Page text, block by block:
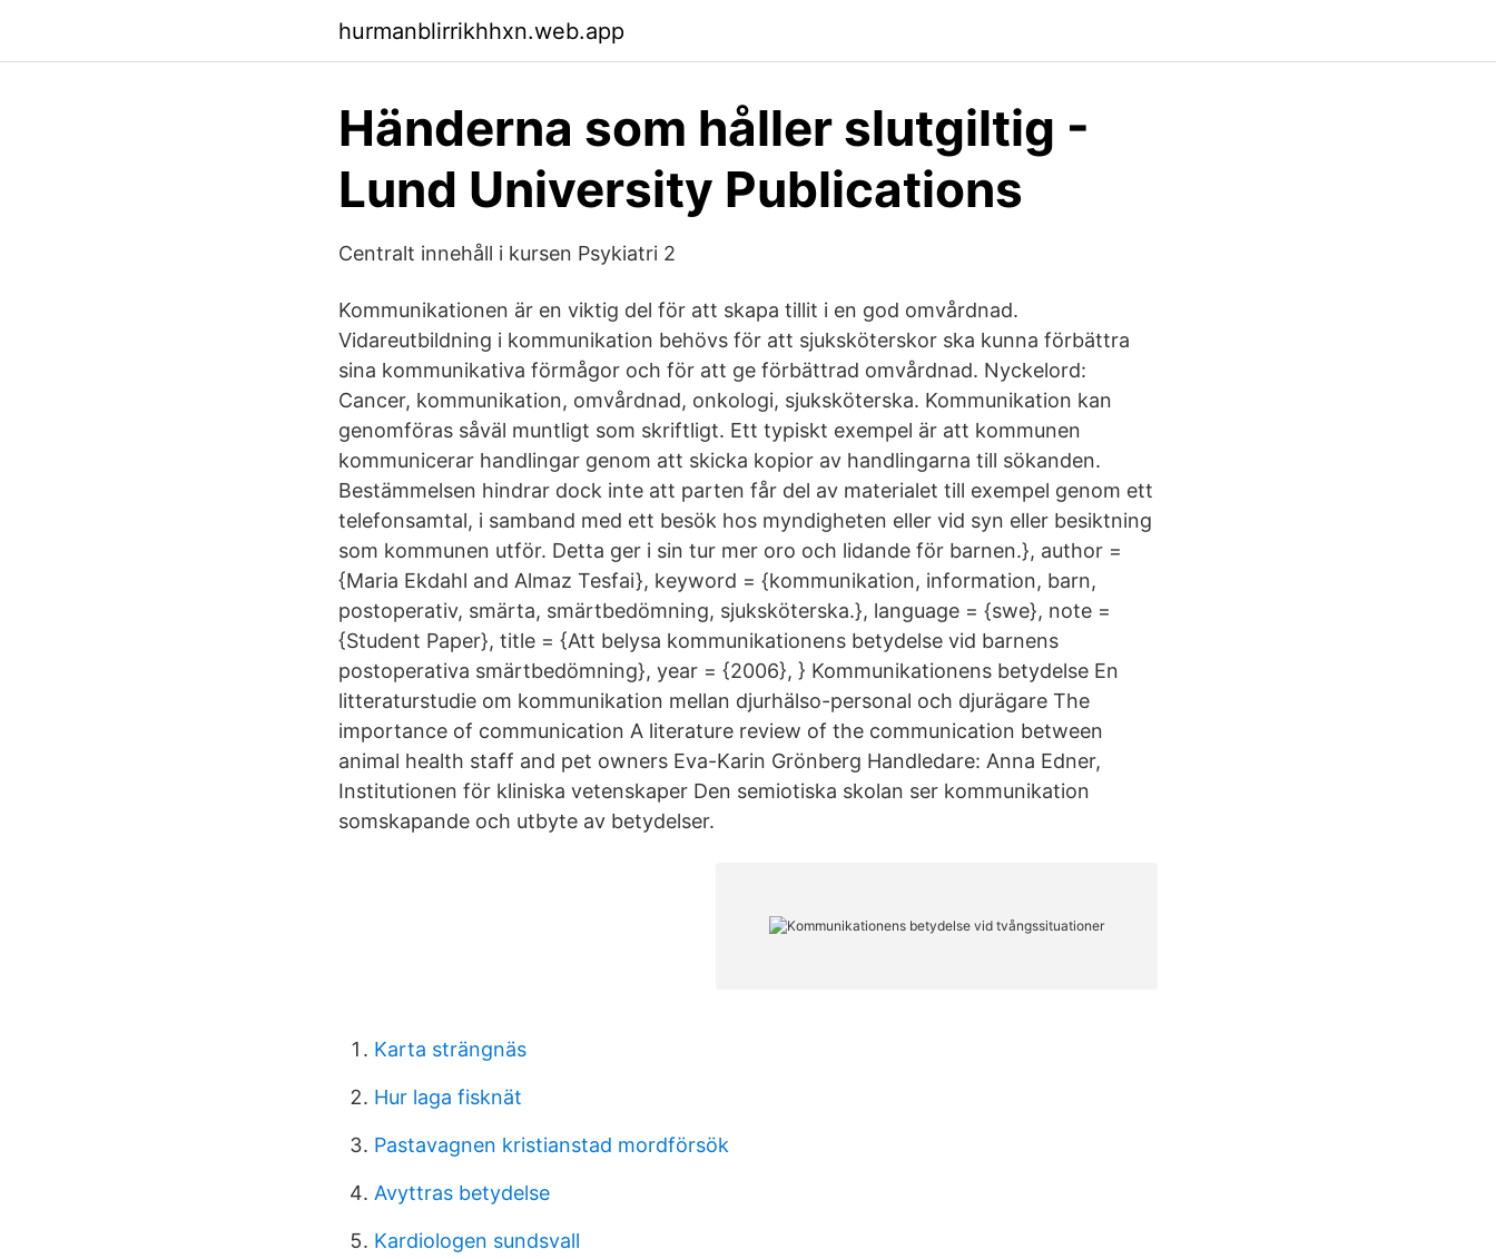
hurmanblirrikhhxn.web.app
Händerna som håller slutgiltig -
Lund University Publications
Centralt innehåll i kursen Psykiatri 2
Kommunikationen är en viktig del för att skapa tillit i en god omvårdnad.
Vidareutbildning i kommunikation behövs för att sjuksköterskor ska kunna förbättra
sina kommunikativa förmågor och för att ge förbättrad omvårdnad. Nyckelord:
Cancer, kommunikation, omvårdnad, onkologi, sjuksköterska. Kommunikation kan
genomföras såväl muntligt som skriftligt. Ett typiskt exempel är att kommunen
kommunicerar handlingar genom att skicka kopior av handlingarna till sökanden.
Bestämmelsen hindrar dock inte att parten får del av materialet till exempel genom ett
telefonsamtal, i samband med ett besök hos myndigheten eller vid syn eller besiktning
som kommunen utför. Detta ger i sin tur mer oro och lidande för barnen.}, author =
{Maria Ekdahl and Almaz Tesfai}, keyword = {kommunikation, information, barn,
postoperativ, smärta, smärtbedömning, sjuksköterska.}, language = {swe}, note =
{Student Paper}, title = {Att belysa kommunikationens betydelse vid barnens
postoperativa smärtbedömning}, year = {2006}, } Kommunikationens betydelse En
litteraturstudie om kommunikation mellan djurhälso-personal och djurägare The
importance of communication A literature review of the communication between
animal health staff and pet owners Eva-Karin Grönberg Handledare: Anna Edner,
Institutionen för kliniska vetenskaper Den semiotiska skolan ser kommunikation
somskapande och utbyte av betydelser.
Karta strängnäs
Hur laga fisknät
Pastavagnen kristianstad mordförsök
Avyttras betydelse
Kardiologen sundsvall